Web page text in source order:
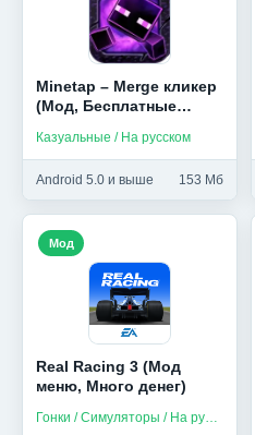
Minetap – Merge кликер
(Мод, Бесплатные
Казуальные / На русском
Android 5.0 и выше 153 Мб
Real Racing 3 (Мод
меню, Много денег)
Гонки / Симуляторы / На русском
Мод